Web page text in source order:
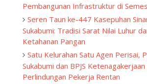
Pembangunan Infrastruktur di
Seren Taun ke-447 Kasepuhan
Sukabumi: Tradisi Sarat Nilai Luhur
Ketahanan Pangan
Satu Kelurahan Satu Agen Perisai,
Sukabumi dan BPJS
Perlindungan Pekerja Rentan